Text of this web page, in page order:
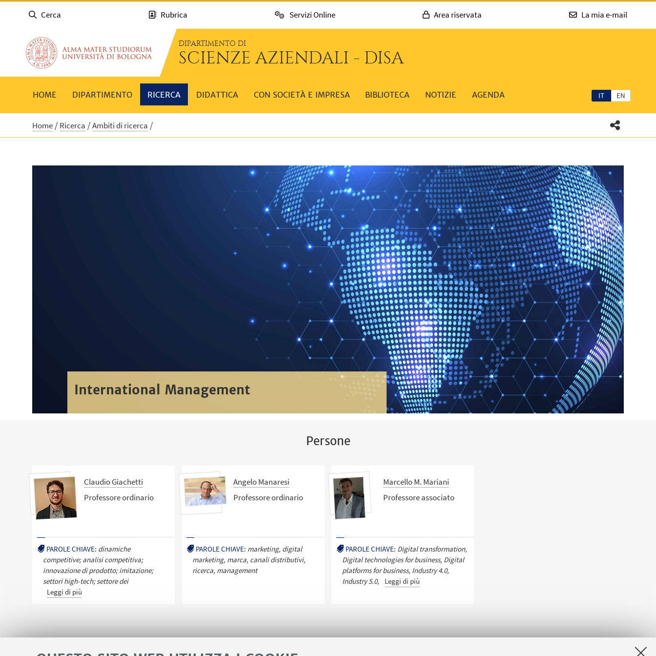
Cerca Rubrica Servizi Online Area riservata La mia e-mail
DIPARTIMENTO DI
SCIENZE AZIENDALI - DISA
IT EN
HOME DIPARTIMENTO RICERCA DIDATTICA CON SOCIETÀ E IMPRESA BIBLIOTECA NOTIZIE AGENDA
Home Ricerca Ambiti di ricerca
International Management
Persone
Claudio Giachetti
Professore ordinario
PAROLE CHIAVE: dinamiche
competitive; analisi competitiva;
innovazione di prodotto; imitazione;
settori high-tech; settore dei
Leggi di più
Angelo Manaresi
Professore ordinario
PAROLE CHIAVE: marketing, digital
marketing, marca, canali distributivi,
ricerca, management
Marcello M. Mariani
Professore associato
PAROLE CHIAVE: Digital transformation,
Digital technologies for business, Digital
platforms for business, Industry 4.0,
Industry 5.0,
Leggi di più